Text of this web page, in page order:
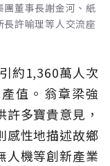
董事長謝金河、紙
許喻理等人交流座
約1,360萬人次
值。翁章梁強
多寶貴意見，
感性地描述故鄉
人機等創新產業